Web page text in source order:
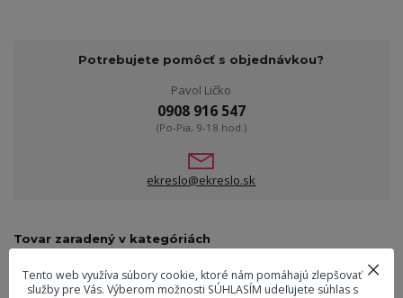
Potrebujete pomôcť s objednávkou?
Pavol Ličko
0908 916 547
(Po-Pia, 9-18 hod.)
ekreslo@ekreslo.sk
Tovar zaradený v kategóriách
Dekorácie
Tento web využíva súbory cookie, ktoré nám pomáhajú zlepšovať
služby pre Vás. Výberom možnosti SÚHLASÍM udeľujete súhlas s